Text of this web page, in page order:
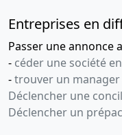
Entreprises en
Passer une annonce
- céder une société
-trouver un manager
Déclencher une
Déclencher un